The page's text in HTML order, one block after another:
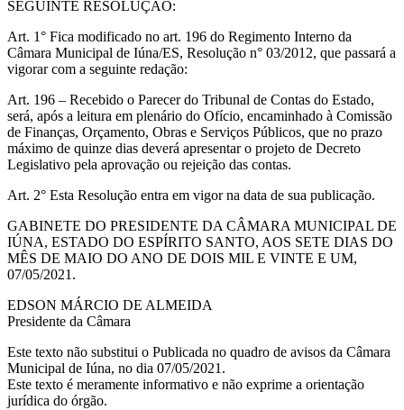
SEGUINTE RESOLUÇÃO:
Art. 1° Fica modificado no art. 196 do Regimento Interno da
Câmara Municipal de Iúna/ES, Resolução n° 03/2012, que passará a
vigorar com a seguinte redação:
Art. 196 – Recebido o Parecer do Tribunal de Contas do Estado,
será, após a leitura em plenário do Ofício, encaminhado à Comissão
de Finanças, Orçamento, Obras e Serviços Públicos, que no prazo
máximo de quinze dias deverá apresentar o projeto de Decreto
Legislativo pela aprovação ou rejeição das contas.
Art. 2° Esta Resolução entra em vigor na data de sua publicação.
GABINETE DO PRESIDENTE DA CÂMARA MUNICIPAL DE
IÚNA, ESTADO DO ESPÍRITO SANTO, AOS SETE DIAS DO
MÊS DE MAIO DO ANO DE DOIS MIL E VINTE E UM,
07/05/2021.
EDSON MÁRCIO DE ALMEIDA
Presidente da Câmara
Este texto não substitui o Publicada no quadro de avisos da Câmara
Municipal de Iúna, no dia 07/05/2021.
Este texto é meramente informativo e não exprime a orientação
jurídica do órgão.